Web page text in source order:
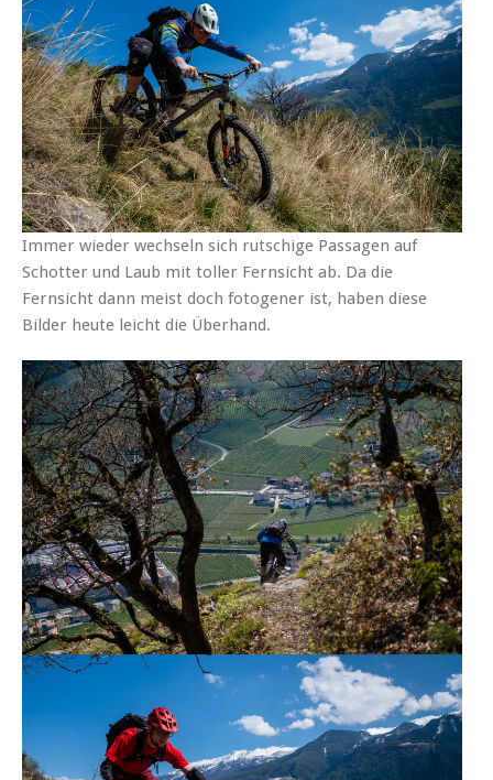
Immer wieder wechseln sich rutschige Passagen auf
Schotter und Laub mit toller Fernsicht ab. Da die
Fernsicht dann meist doch fotogener ist, haben diese
Bilder heute leicht die Überhand.